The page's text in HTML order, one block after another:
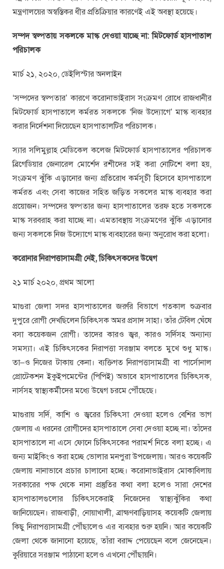
মন্ত্রণালয়ের অস্বস্তিকর ধীর প্রতিক্রিয়ার কারণেই এই অবস্থা হয়েছে।
সম্পদ স্বল্পতায় সকলকে মাস্ক দেওয়া যাচ্ছে না: মিটফোর্ড হাসপাতাল
পরিচালক
মার্চ ২১, ২০২০, ডেইলিস্টার অনলাইন
‘সম্পদের স্বল্পতার’ কারণে করোনাভাইরাস সংক্রমণ রোধে রাজধানীর
মিটফোর্ড হাসপাতালে কর্মরত সকলকে ‘নিজ উদ্যোগে’ মাস্ক ব্যবহার
করার নির্দেশনা দিয়েছেন হাসপাতালটির পরিচালক।
স্যার সলিমুল্লাহ মেডিকেল কলেজ মিটফোর্ড হাসপাতালের পরিচালক
ব্রিগেডিয়ার জেনারেল মোর্শেদ রশীদের সই করা নোটিশে বলা হয়,
সংক্রমণ ঝুঁকি এড়ানোর জন্য প্রতিরোধ কর্মসূচী হিসেবে হাসপাতালে
কর্মরত এবং সেবা কাজের সহিত জড়িত সকলের মাস্ক ব্যবহার করা
প্রয়োজন। সম্পদের স্বল্পতার জন্য হাসপাতালের তরফ হতে সকলকে
মাস্ক সরবরাহ করা যাচ্ছে না। এমতাবস্থায় সংক্রমণের ঝুঁকি এড়ানোর
জন্য সকলকে নিজ উদ্যোগে মাস্ক ব্যবহারের জন্য অনুরোধ করা হলো।
করোনার নিরাপত্তাসামগ্রী নেই, চিকিৎসকদের উদ্বেগ
২১ মার্চ ২০২০, প্রথম আলো
মাগুরা জেলা সদর হাসপাতালের জরুরি বিভাগে গতকাল শুক্রবার
দুপুরে রোগী দেখছিলেন চিকিৎসক অমর প্রসাদ সাহা। তাঁর টেবিল ঘেঁষে
বসা কয়েকজন রোগী। তাদের কারও জ্বর, কারও সর্দিসহ অন্যান্য
সমস্যা। এই চিকিৎসকের নিরাপত্তা সরঞ্জাম বলতে মুখে শুধু মাস্ক।
তা–ও নিজের টাকায় কেনা। ব্যক্তিগত নিরাপত্তাসামগ্রী বা পার্সোনাল
প্রোটেকশন ইকুইপমেন্টের (পিপিই) অভাবে হাসপাতালের চিকিৎসক,
নার্সসহ স্বাস্থ্যকর্মীদের মধ্যে উদ্বেগ চরমে পৌঁছেছে।
মাগুরায় সর্দি, কাশি ও জ্বরের চিকিৎসা দেওয়া হলেও বেশির ভাগ
জেলায় এ ধরনের রোগীদের হাসপাতালে সেবা দেওয়া হচ্ছে না। তাঁদের
হাসপাতালে না এসে ফোনে চিকিৎসকের পরামর্শ নিতে বলা হচ্ছে। এ
জন্য মাইকিংও করা হচ্ছে ভোলার মনপুরা উপজেলায়। আরও কয়েকটি
জেলায় নানাভাবে প্রচার চালানো হচ্ছে। করোনাভাইরাস মোকাবিলায়
সরকারের পক্ষ থেকে নানা প্রস্তুতির কথা বলা হলেও সারা দেশের
হাসপাতালগুলোর চিকিৎসকেরাই নিজেদের স্বাস্থ্যঝুঁকির কথা
জানিয়েছেন। রাজবাড়ী, নোয়াখালী, ব্রাহ্মণবাড়িয়াসহ কয়েকটি জেলায়
কিছু নিরাপত্তাসামগ্রী পৌঁছালেও এর ব্যবহার শুরু হয়নি। আর কয়েকটি
জেলা থেকে জানানো হয়েছে, তাঁরা বরাদ্দ পেয়েছেন বলে জেনেছেন।
কুরিয়ারে সরঞ্জাম পাঠানো হলেও এখনো পৌঁছায়নি।